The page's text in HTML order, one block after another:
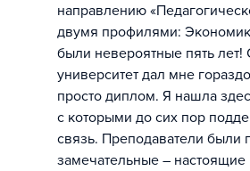
направлению
двумя профилями:
были невероятные пять лет!
университет дал мне
просто диплом. Я нашла
с которыми до сих пор
связь. Преподаватели были
замечательные –